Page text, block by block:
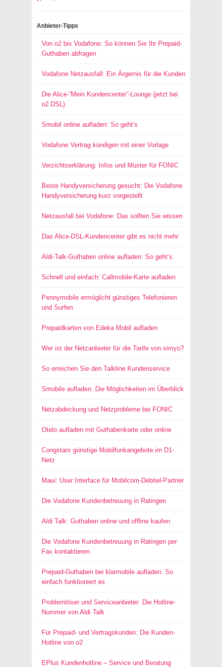
Anbieter-Tipps
Von o2 bis Vodafone: So können Sie Ihr Prepaid-
Guthaben abfragen
Vodafone Netzausfall: Ein Ärgernis für die Kunden
Die Alice-“Mein Kundencenter”-Lounge (jetzt bei
o2 DSL)
Smobil online aufladen: So geht’s
Vodafone Vertrag kündigen mit einer Vorlage
Verzichtserklärung: Infos und Muster für FONIC
Beste Handyversicherung gesucht: Die Vodafone
Handyversicherung kurz vorgestellt
Netzausfall bei Vodafone: Das sollten Sie wissen
Das Alice-DSL-Kundencenter gibt es nicht mehr
Aldi-Talk-Guthaben online aufladen: So geht’s
Schnell und einfach: Callmobile-Karte aufladen
Pennymobile ermöglicht günstiges Telefonieren
und Surfen
Prepaidkarten von Edeka Mobil aufladen
Wer ist der Netzanbieter für die Tarife von simyo?
So erreichen Sie den Talkline Kundenservice
Smobile aufladen: Die Möglichkeiten im Überblick
Netzabdeckung und Netzprobleme bei FONIC
Otelo aufladen mit Guthabenkarte oder online
Congstars günstige Mobilfunkangebote im D1-
Netz
Maui: User Interface für Mobilcom-Debitel-Partner
Die Vodafone Kundenbetreuung in Ratingen
Aldi Talk: Guthaben online und offline kaufen
Die Vodafone Kundenbetreuung in Ratingen per
Fax kontaktieren
Prepaid-Guthaben bei klarmobile aufladen: So
einfach funktioniert es
Problemlöser und Serviceanbieter: Die Hotline-
Nummer von Aldi Talk
Für Prepaid- und Vertragskunden: Die Kunden-
Hotline von o2
EPlus Kundenhotline – Service und Beratung